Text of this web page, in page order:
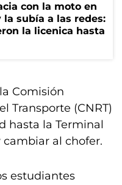
con la moto en
la subía a las redes:
la licenica hasta
Comisión
Transporte (CNRT)
hasta la Terminal
al chofer.
estudiantes